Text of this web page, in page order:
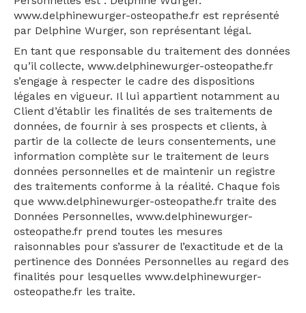
www.delphinewurger-osteopathe.fr est représenté
par Delphine Wurger, son représentant légal.
En tant que responsable du traitement des données
qu’il collecte, www.delphinewurger-osteopathe.fr
s’engage à respecter le cadre des dispositions
légales en vigueur. Il lui appartient notamment au
Client d’établir les finalités de ses traitements de
données, de fournir à ses prospects et clients, à
partir de la collecte de leurs consentements, une
information complète sur le traitement de leurs
données personnelles et de maintenir un registre
des traitements conforme à la réalité. Chaque fois
que www.delphinewurger-osteopathe.fr traite des
Données Personnelles, www.delphinewurger-
osteopathe.fr prend toutes les mesures
raisonnables pour s’assurer de l’exactitude et de la
pertinence des Données Personnelles au regard des
finalités pour lesquelles www.delphinewurger-
osteopathe.fr les traite.